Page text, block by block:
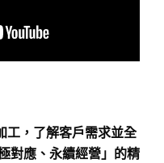
工，了解客戶需求並全
對應、永續經營」的精